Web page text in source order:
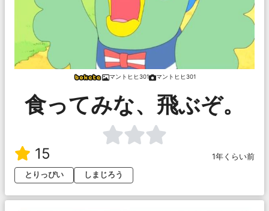
マントヒヒ301 マントヒヒ301
食ってみな、飛ぶぞ。
15
1年くらい前
とりっぴい
しまじろう